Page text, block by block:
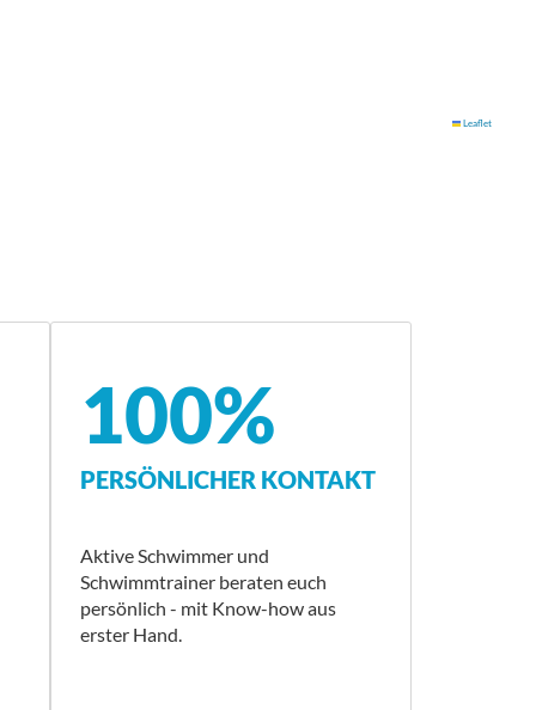
Leaflet
100%
PERSÖNLICHER KONTAKT
Aktive Schwimmer und
Schwimmtrainer beraten euch
persönlich - mit Know-how aus
erster Hand.